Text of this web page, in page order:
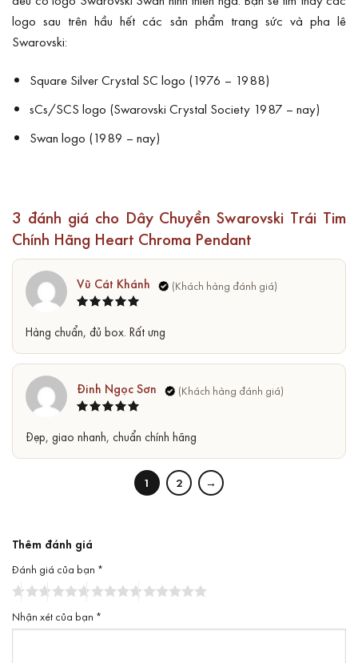
logo sau trên hầu hết các sản phẩm trang sức và pha lê
Swarovski:
Square Silver Crystal SC logo (1976 – 1988)
sCs/SCS logo (Swarovski Crystal Society 1987 – nay)
Swan logo (1989 – nay)
3 đánh giá cho Dây Chuyền Swarovski Trái Tim
Chính Hãng Heart Chroma Pendant
hạng55
sao
Vũ Cát Khánh
Hàng chuẩn, đủ box. Rất ưng
hạng 55
Đinh Ngọc Sơn
Đẹp, giao nhanh, chuẩn chính hãng
1 2 →
Thêm đánh giá
Đánh giá của bạn *
Nhận xét của bạn *